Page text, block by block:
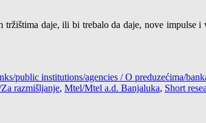
daje, ili bi trebalo da daje, nove impulse
public institutions/agencies / O preduzećima/
razmišljanje, Mtel/Mtel a.d. Banjaluka, Short